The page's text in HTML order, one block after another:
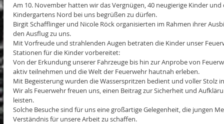
Am 10. November hatten wir das Vergnügen, 40 neugierige Kinder und
Kindergartens Nord bei uns begrüßen zu dürfen.
Birgit Schafflinger und Nicole Röck organisierten im Rahmen ihrer
den Ausflug zu uns.
Mit Vorfreude und strahlenden Augen betraten die Kinder unser
Stationen für die Kinder vorbereitet:
Von der Erkundung unserer Fahrzeuge bis hin zur Anprobe von
aktiv teilnehmen und die Welt der Feuerwehr hautnah erleben.
Mit Begeisterung wurden die Wasserspritzen bedient und voller Stolz
Wir als Feuerwehr freuen uns, einen Beitrag zur Sicherheit und
leisten.
Solche Besuche sind für uns eine großartige Gelegenheit, die jungen
Verständnis für unsere Arbeit zu schaffen.